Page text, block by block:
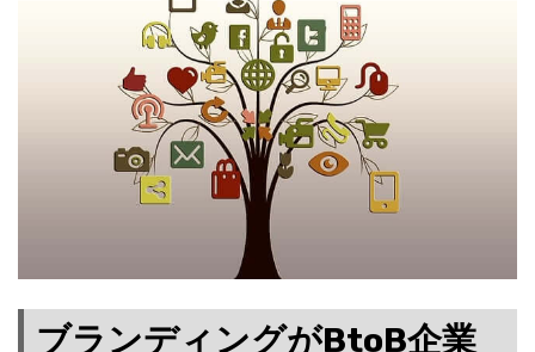
ブランディングがBtoB企業